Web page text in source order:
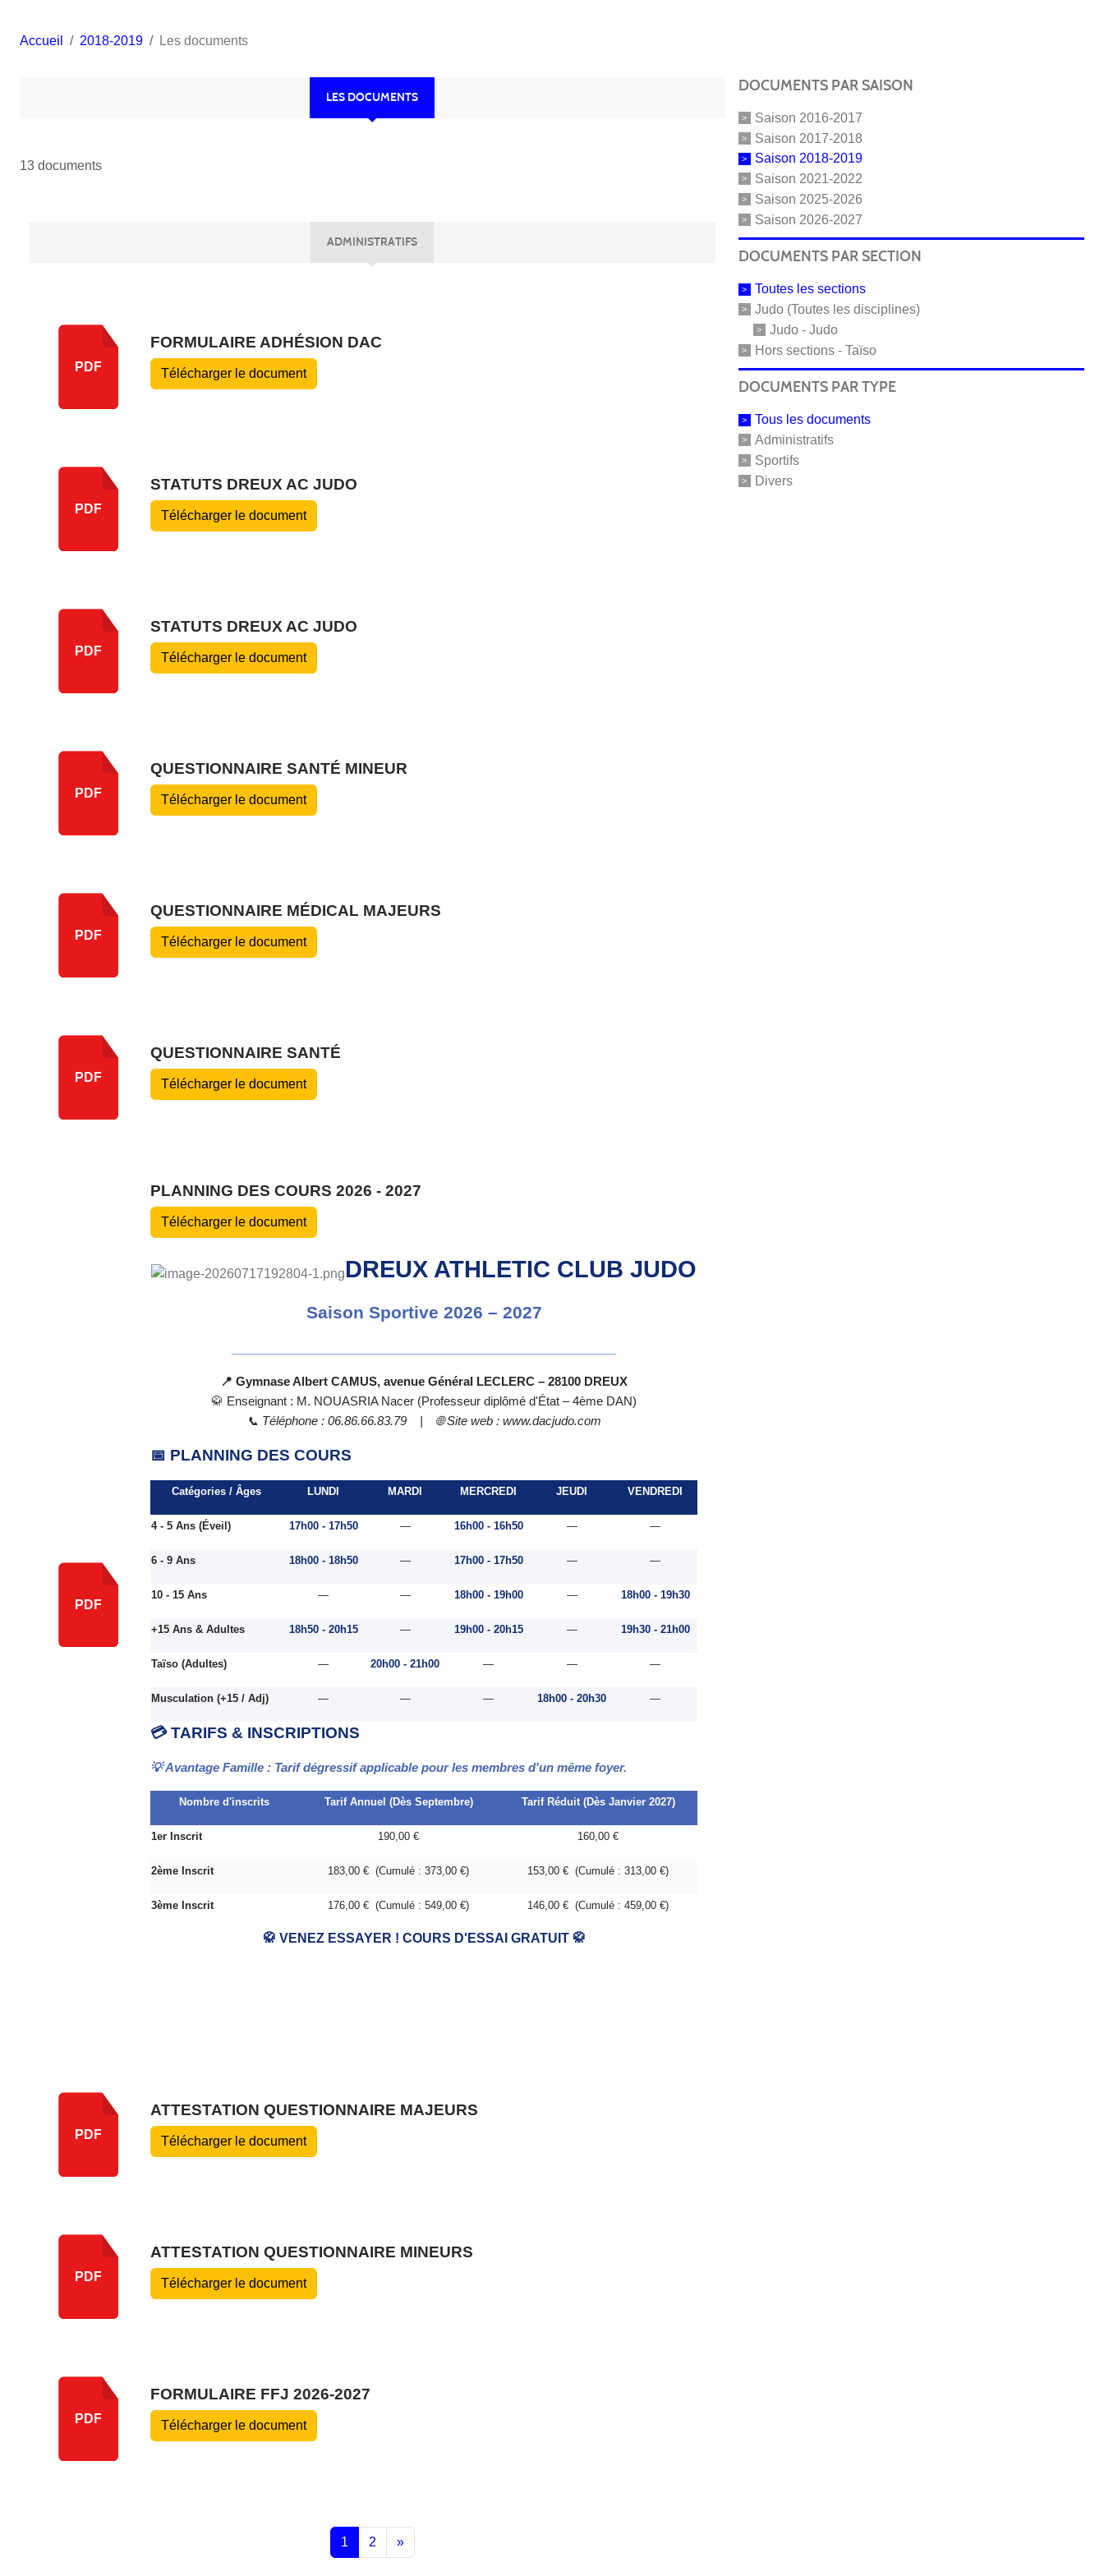
Accueil 2018-2019 Les documents
LES DOCUMENTS
13 documents
ADMINISTRATIFS
PDF
FORMULAIRE ADHÉSION DAC
Télécharger le document
PDF
STATUTS DREUX AC JUDO
Télécharger le document
PDF
STATUTS DREUX AC JUDO
Télécharger le document
PDF
QUESTIONNAIRE SANTÉ MINEUR
Télécharger le document
PDF
QUESTIONNAIRE MÉDICAL MAJEURS
Télécharger le document
PDF
QUESTIONNAIRE SANTÉ
Télécharger le document
PDF
PLANNING DES COURS 2026 - 2027
Télécharger le document
DREUX ATHLETIC CLUB JUDO
Saison Sportive 2026 – 2027
📍 Gymnase Albert CAMUS, avenue Général LECLERC – 28100 DREUX
🥋 Enseignant : M. NOUASRIA Nacer (Professeur diplômé d'État – 4ème DAN)
📞 Téléphone : 06.86.66.83.79 |🌐Site web : www.dacjudo.com
📅 PLANNING DES COURS
Catégories / Âges LUNDI MARDI MERCREDI JEUDI VENDREDI
4 - 5 Ans (Éveil) 17h00 - 17h50 — 16h00 - 16h50 — —
6 - 9 Ans 18h00 - 18h50 — 17h00 - 17h50 — —
10 - 15 Ans — — 18h00 - 19h00 — 18h00 - 19h30
+15 Ans & Adultes 18h50 - 20h15 — 19h00 - 20h15 — 19h30 - 21h00
Taïso (Adultes) — 20h00 - 21h00 — — —
Musculation (+15 / Adj) — — — 18h00 - 20h30 —
💳 TARIFS & INSCRIPTIONS
💡Avantage Famille : Tarif dégressif applicable pour les membres d'un même foyer.
Nombre d'inscrits Tarif Annuel (Dès Septembre) Tarif Réduit (Dès Janvier 2027)
1er Inscrit 190,00 € 160,00 €
2ème Inscrit 183,00 € (Cumulé : 373,00 €) 153,00 € (Cumulé : 313,00 €)
3ème Inscrit 176,00 € (Cumulé : 549,00 €) 146,00 € (Cumulé : 459,00 €)
🥋 VENEZ ESSAYER ! COURS D'ESSAI GRATUIT 🥋
PDF
ATTESTATION QUESTIONNAIRE MAJEURS
Télécharger le document
PDF
ATTESTATION QUESTIONNAIRE MINEURS
Télécharger le document
PDF
FORMULAIRE FFJ 2026-2027
Télécharger le document
1 2 »
DOCUMENTS PAR SAISON
Saison 2016-2017
Saison 2017-2018
Saison 2018-2019
Saison 2021-2022
Saison 2025-2026
Saison 2026-2027
DOCUMENTS PAR SECTION
Toutes les sections
Judo (Toutes les disciplines)
Judo - Judo
Hors sections - Taïso
DOCUMENTS PAR TYPE
Tous les documents
Administratifs
Sportifs
Divers